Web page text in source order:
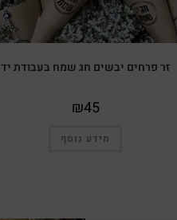
זר פרחים יבשים חג שמח בעבודת יד
₪45
מידע נוסף